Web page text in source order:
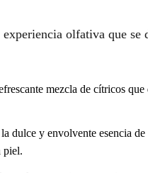
olfativa que se
mezcla de cítricos
dulce y envolvente esencia
piel.